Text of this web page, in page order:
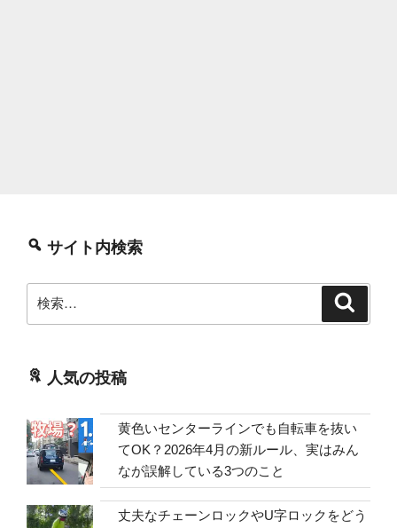
サイト内検索
索:
人気の投稿
黄色いセンターラインでも自転車を抜い
てOK？2026年4月の新ルール、実はみん
なが誤解している3つのこと
丈夫なチェーンロックやU字ロックをどう